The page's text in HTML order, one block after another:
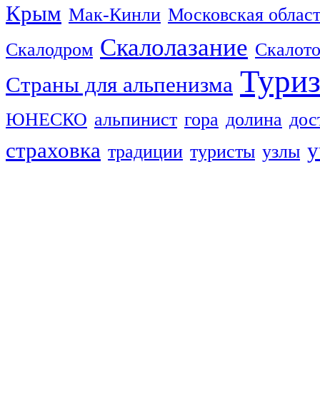
Крым Мак-Кинли Московская
Скалодром Скалолазание
Страны для альпенизма
ЮНЕСКО альпинист гора долина
страховка традиции туристы узлы